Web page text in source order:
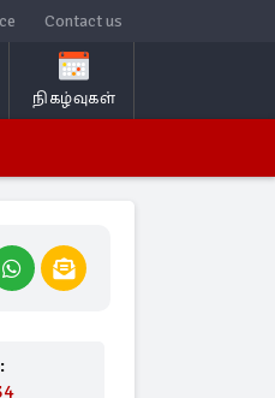
Contact us
நிகழ்வுகள்